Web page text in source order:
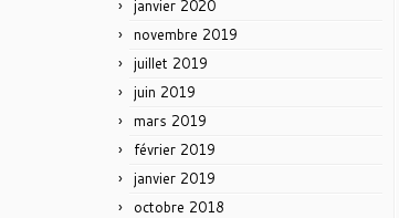
janvier 2020
novembre 2019
juillet 2019
juin 2019
mars 2019
février 2019
janvier 2019
octobre 2018